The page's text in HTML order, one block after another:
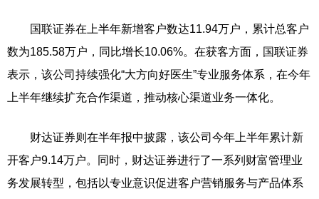
国联证券在上半年新增客户数达11.94万户，累计总客户
数为185.58万户，同比增长10.06%。在获客方面，国联证券
表示，该公司持续强化“大方向好医生”专业服务体系，在今年
上半年继续扩充合作渠道，推动核心渠道业务一体化。
财达证券则在半年报中披露，该公司今年上半年累计新
开客户9.14万户。同时，财达证券进行了一系列财富管理业
务发展转型，包括以专业意识促进客户营销服务与产品体系